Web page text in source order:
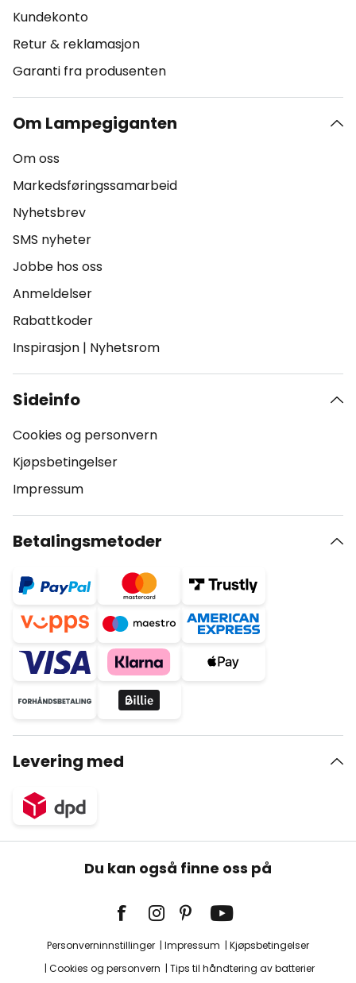
Kundekonto
Retur & reklamasjon
Garanti fra produsenten
Om Lampegiganten
Om oss
Markedsføringssamarbeid
Nyhetsbrev
SMS nyheter
Jobbe hos oss
Anmeldelser
Rabattkoder
Inspirasjon | Nyhetsrom
Sideinfo
Cookies og personvern
Kjøpsbetingelser
Impressum
Betalingsmetoder
Levering med
Du kan også finne oss på
Personverninnstillinger Impressum
Kjøpsbetingelser
Cookies og personvern
Tips til håndtering av batterier